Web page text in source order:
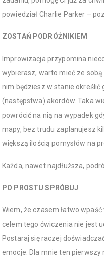
powiedział Charlie Parker –
ZOSTAŃ PODRÓŻNIKIEM
Improwizacja przypomina
wybierasz, warto mieć ze
nim będziesz w stanie określić
(następstwa) akordów. Taka
powrócić na nią na wypadek
mapy, bez trudu zaplanujesz
większą ilością pomysłów na
Każda, nawet najdłuższa,
PO PROSTU SPRÓBUJ
Wiem, że czasem łatwo
celem tego ćwiczenia nie jest
Postaraj się raczej
emocje. Dla mnie ten pierwszy